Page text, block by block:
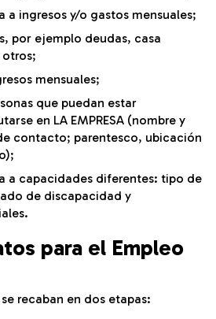
a ingresos y/o gastos mensuales;
por ejemplo deudas, casa
mensuales;
que puedan estar
en LA EMPRESA (nombre y
contacto; parentesco, ubicación
a capacidades diferentes: tipo de
de discapacidad y
para el Empleo
recaban en dos etapas: